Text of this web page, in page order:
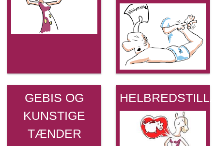
GEBIS OG
KUNSTIGE
TÆNDER